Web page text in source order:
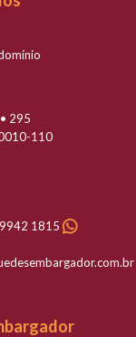
295
110
1815